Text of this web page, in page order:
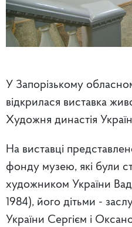
У Запорізькому
відкрилася виставка
Художня династія
На виставці
фонду музею, які були
художником України
1984), його дітьми -
України Сергієм і